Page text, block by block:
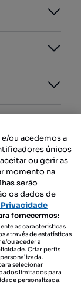
ou acedemos a
únicos
ou gerir as
momento na
serão
os dados de
fornecermos:
as características
através de estatísticas
ou aceder a
Criar perfis
selecionar
limitados para
personalizada.